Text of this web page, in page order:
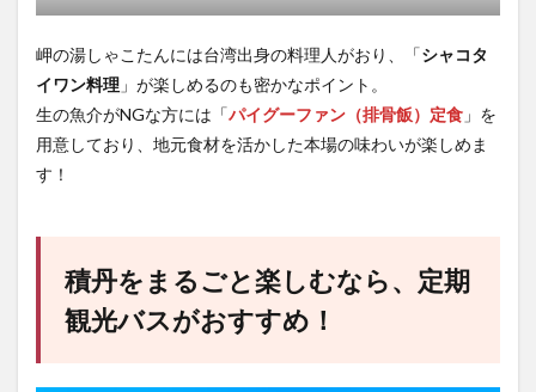
岬の湯しゃこたんには台湾出身の料理人がおり、「シャコタ
イワン料理 」が楽しめるのも密かなポイント。
生の魚介がNGな方には「パイグーファン（排骨飯）定食 」を
用意しており、地元食材を活かした本場の味わいが楽しめま
す！
積丹をまるごと楽しむなら、定期
観光バスがおすすめ！